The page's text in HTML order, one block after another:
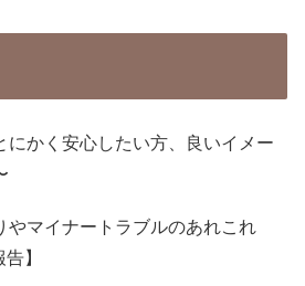
にかく安心したい方、良いイメー
やマイナートラブルのあれこれ
】